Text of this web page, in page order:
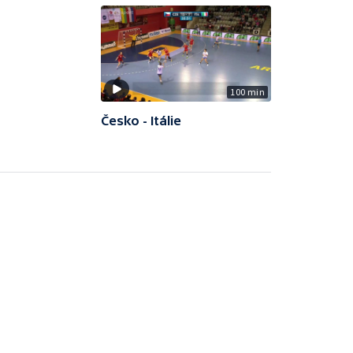
100 min
Česko - Itálie